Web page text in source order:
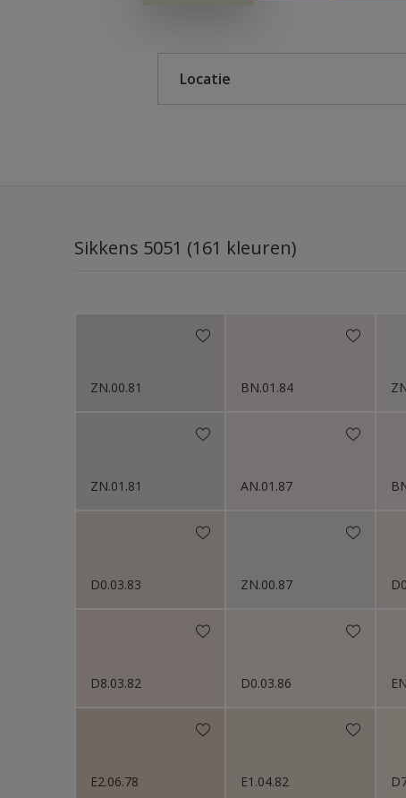
Sikkens Kleurselectie
Sikkens Colour Futures
Sikkens Colour Futures
Locatie
Sikkens 5051 (161 kleuren)
ZN.00.81 BN.01.84
ZN.01.81 AN.01.87
D0.03.83 ZN.00.87
D8.03.82 D0.03.86
E2.06.78 E1.04.82